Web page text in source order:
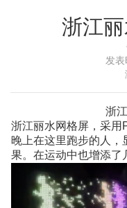
浙江
发表
浙
浙江丽水网格屏，采用
晚上在这里跑步的人，
果。在运动中也增添了